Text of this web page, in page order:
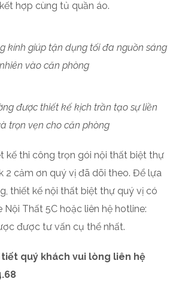
hợp cùng tủ quần áo.
kính giúp tận dụng tối đa nguồn sáng
vào căn phòng
được thiết kế kịch trần tạo sự liền
trọn vẹn cho căn phòng
kế thi công trọn gói nội thất biệt thự
2 cảm ơn quý vị đã dõi theo. Để lựa
thiết kế nội thất biệt thự quý vị có
Thất 5C hoặc liên hệ hotline:
được tư vấn cụ thể nhất.
quý khách vui lòng liên hệ